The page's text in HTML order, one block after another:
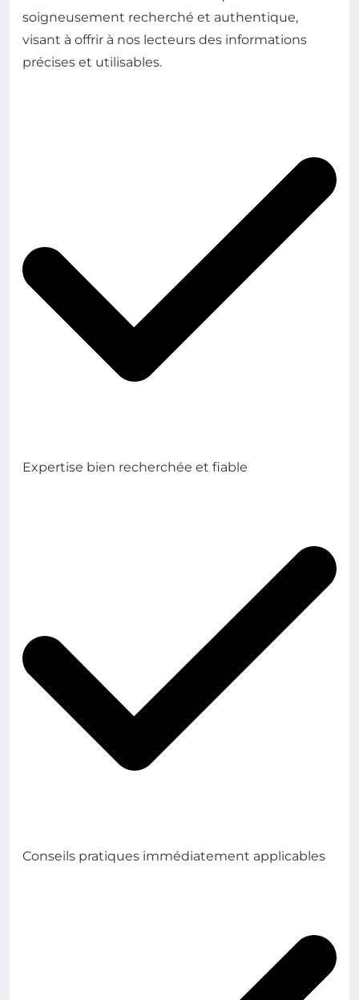
soigneusement recherché et authentique,
visant à offrir à nos lecteurs des informations
précises et utilisables.
Expertise bien recherchée et fiable
Conseils pratiques immédiatement applicables